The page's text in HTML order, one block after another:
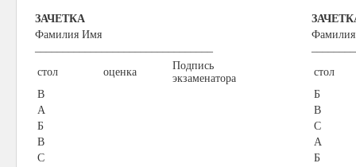
ЗАЧЕТКА
Фамилия Имя
стол оценка
Подпись
экзаменатора
В
А
Б
В
C
стол
Б
В
C
А
Б